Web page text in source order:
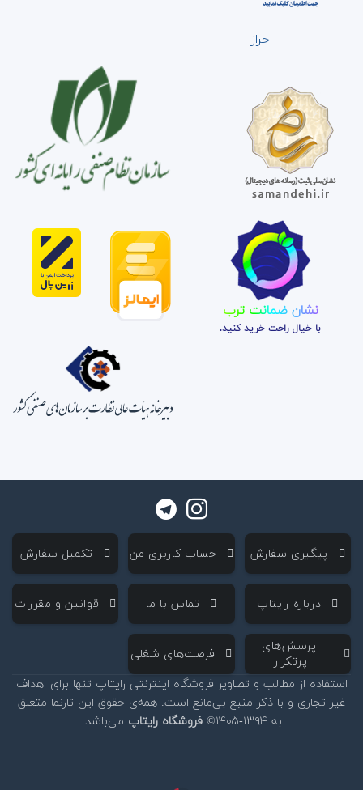
احراز
نشان ضمانت ترب
با خیال راحت خرید کنید.
‌ پیگیری سفارش ‌ حساب کاربری من ‌ تکمیل سفارش
‌ درباره رایتاپ ‌ تماس با ما ‌ قوانین و مقررات
‌ پرسش‌های
پرتکرار
‌ فرصت‌های شغلی
استفاده از مطالب و تصاویر فروشگاه اینترنتی رایتاپ تنها برای اهداف
غیر تجاری و با ذکر منبع بی‌مانع است. همه‌ی حقوق این تارنما متعلق
به ۱۳۹۴-۱۴۰۵©
فروشگاه رایتاپ می‌باشد.